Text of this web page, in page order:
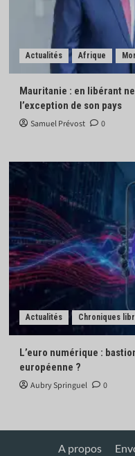
Actualités Afrique
Mauritanie : en libérant
l’exception de son pays
Samuel Prévost 0
Actualités Chroniques
L’euro numérique :
européenne ?
Aubry Springuel 0
A propos